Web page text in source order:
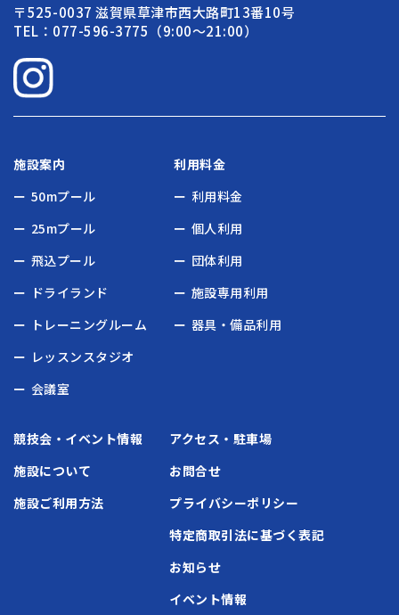
〒525-0037 滋賀県草津市西大路町13番10号
TEL：077-596-3775（9:00〜21:00）
施設案内
50mプール
25mプール
飛込プール
ドライランド
トレーニングルーム
レッスンスタジオ
会議室
利用料金
利用料金
個人利用
団体利用
施設専用利用
器具・備品利用
競技会・イベント情報
施設について
施設ご利用方法
アクセス・駐車場
お問合せ
プライバシーポリシー
特定商取引法に基づく表記
お知らせ
イベント情報